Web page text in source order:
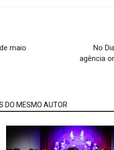
maio
No
agência
DO MESMO AUTOR